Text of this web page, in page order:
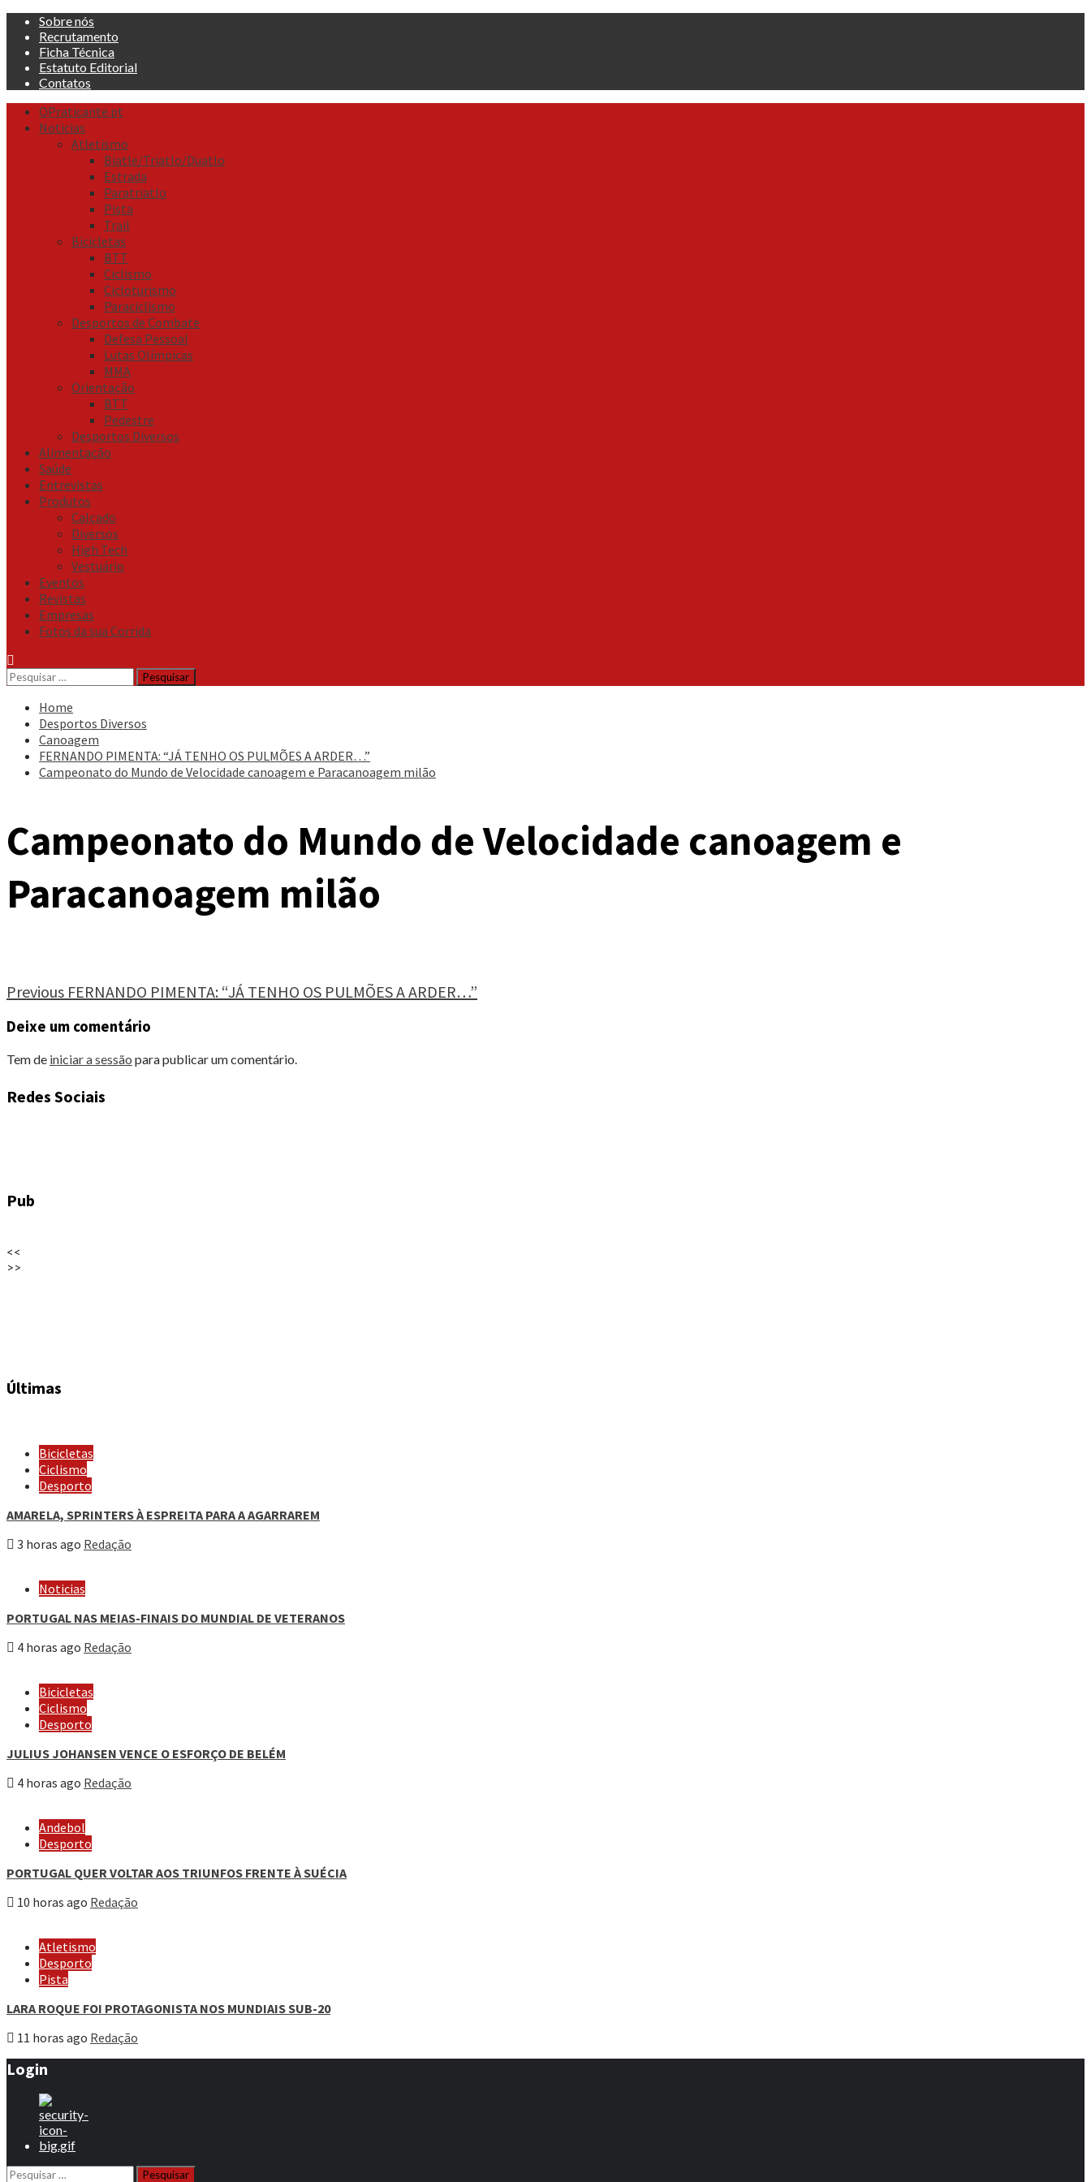
Skip
content
Sobre nós
Recrutamento
Ficha Técnica
Estatuto Editorial
Contatos
Primary
Menu
OPraticante.pt
Noticias
Atletismo
Biatle/Triatlo/Duatlo
Estrada
Paratriatlo
Pista
Trail
Bicicletas
BTT
Ciclismo
Cicloturismo
Paraciclismo
Desportos de Combate
Defesa Pessoal
Lutas Olímpicas
MMA
Orientação
BTT
Pedestre
Desportos Diversos
Alimentação
Saúde
Entrevistas
Produtos
Calçado
Diversos
High Tech
Vestuário
Eventos
Revistas
Empresas
Fotos da sua Corrida
Pesquisar
por:
Home
Desportos Diversos
Canoagem
FERNANDO PIMENTA: “JÁ TENHO OS PULMÕES A ARDER…”
Campeonato do Mundo de Velocidade canoagem e Paracanoagem milão
Campeonato do Mundo de Velocidade canoagem e
Paracanoagem milão
Continue
Reading
Previous FERNANDO PIMENTA: “JÁ TENHO OS PULMÕES A ARDER…”
Deixe um comentário
Tem de iniciar a sessão para publicar um comentário.
Redes Sociais
Pub
<<
>>
Últimas
Bicicletas
Ciclismo
Desporto
AMARELA, SPRINTERS À ESPREITA PARA A AGARRAREM
3 horas ago Redação
Noticias
PORTUGAL NAS MEIAS-FINAIS DO MUNDIAL DE VETERANOS
4 horas ago Redação
Bicicletas
Ciclismo
Desporto
JULIUS JOHANSEN VENCE O ESFORÇO DE BELÉM
4 horas ago Redação
Andebol
Desporto
PORTUGAL QUER VOLTAR AOS TRIUNFOS FRENTE À SUÉCIA
10 horas ago Redação
Atletismo
Desporto
Pista
LARA ROQUE FOI PROTAGONISTA NOS MUNDIAIS SUB-20
11 horas ago Redação
Login
Pesquisar